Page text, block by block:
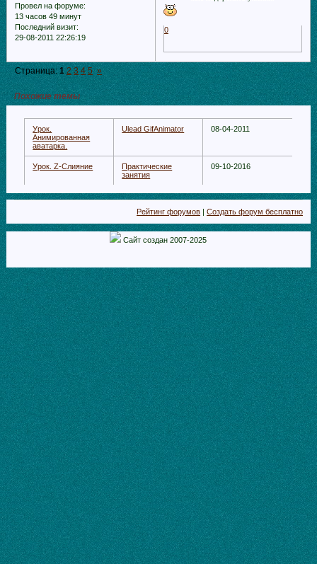
Провел на форуме:
13 часов 49 минут
Последний визит:
29-08-2011 22:26:19
0
Страница:1 2 3 4 5 »
Похожие темы
Урок.
Анимированная
аватарка.
Ulead GifAnimator 08-04-2011
Урок. Z-Слияние
Практические
занятия
09-10-2016
Рейтинг форумов |Создать форум бесплатно
Сайт создан 2007-2025